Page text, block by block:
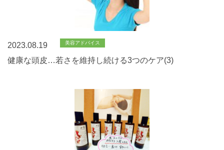
2023.08.19 美容アドバイス
健康な頭皮…若さを維持し続ける3つのケア(3)